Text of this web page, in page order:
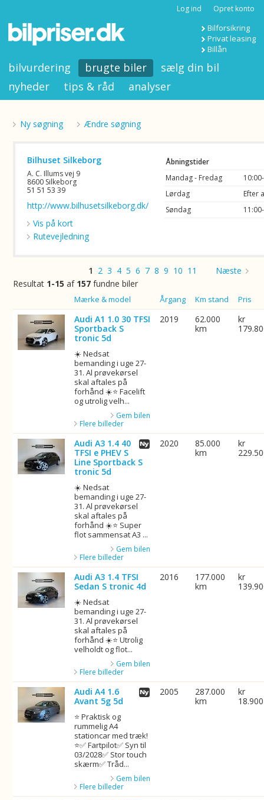
Log ind Opret konto
Bilforsikring
Privat leasing
Billån
bilvurdering brugte biler
sælg din bil
nyheder
tips & råd analyser
Ny søgning Ændre søgning
Bilhuset Silkeborg
A. C. Illums vej 9
8600 Silkeborg
51 51 53 39
http://www.bilhusetsilkeborg.dk/
Vis på kort
Rutevejledning
Åbningstider
Mandag - Fredag
Lørdag
Efter
Søndag
1 2 3 4 5 6 7 8 9 10 11
Næste
Resultat 1-15 af 157 fundne biler
Mærke & model Årgang Km stand Pris
Audi A1 1.0 30 TFSI
Sportback S
tronic 5d
☀️ Nedsat
bemanding i uge 27-
31. Al prøvekørsel
skal aftales på
forhånd ☀️⭐ Facelift
og utrolig velh...
Gem bilen
Flere billeder
2019
62.000
km
kr
Audi A3 1.4 40
TFSI e PHEV S
Line Sportback S
tronic 5d
☀️ Nedsat
bemanding i uge 27-
31. Al prøvekørsel
skal aftales på
forhånd ☀️⭐ Super
flot sammensat A3 ...
Gem bilen
Flere billeder
2020
85.000
km
kr
Audi A3 1.4 TFSI
Sedan S tronic 4d
☀️ Nedsat
bemanding i uge 27-
31. Al prøvekørsel
skal aftales på
forhånd ☀️⭐ Utrolig
velholdt og flot...
Gem bilen
Flere billeder
2016
177.000
km
kr
Audi A4 1.6
Avant 5g 5d
⭐ Praktisk og
rummelig A4
stationcar med træk!
⭐✅ Fartpilot✅ Syn til
03/2028✅ Stor touch
skærm✅ Tråd...
Gem bilen
Flere billeder
2005
287.000
km
kr
18.900